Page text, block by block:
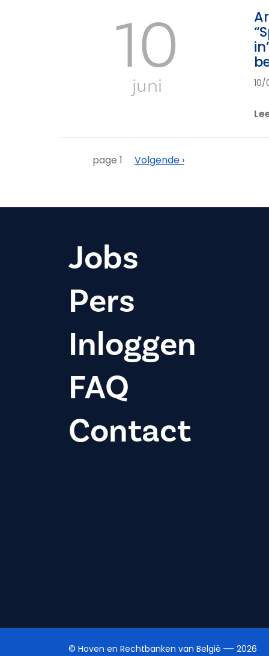
10
juni 10/
Paginering
page 1 Volgende
Volgende ›
Jobs
Pers
Inloggen
FAQ
Contact
© Hoven en Rechtbanken van België 2026